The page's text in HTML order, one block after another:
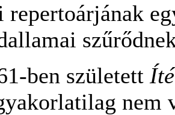
repertoárjának
ben született
nem